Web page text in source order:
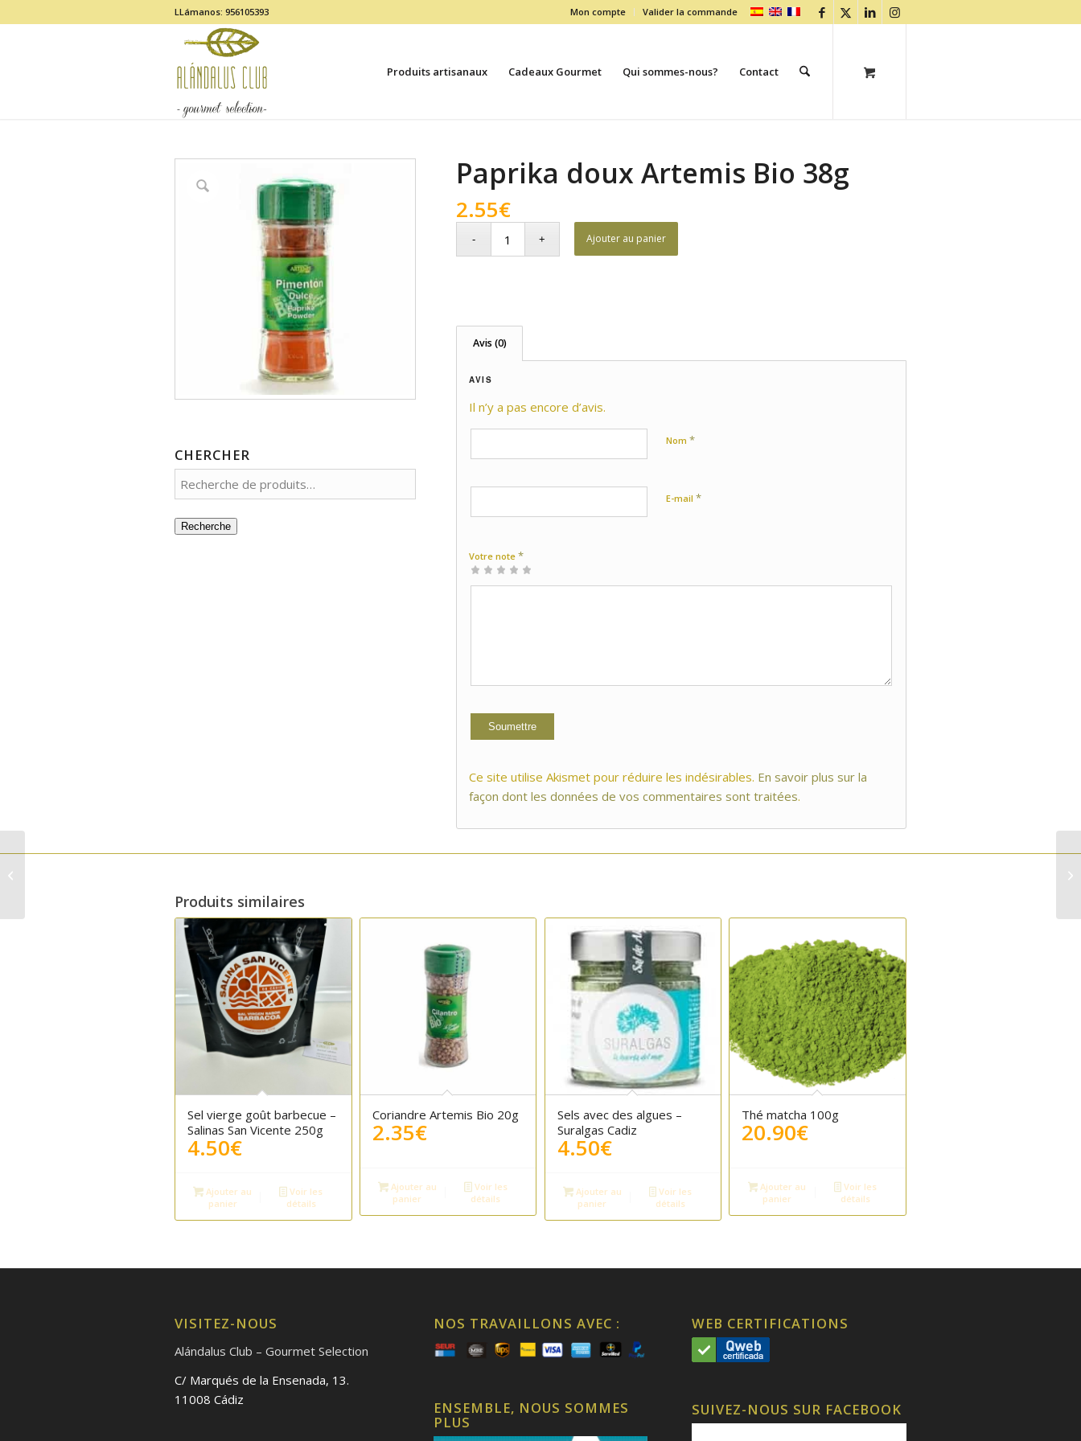
Mon compte Valider la commande
LLámanos: 956105393
Produits artisanaux Cadeaux Gourmet Qui sommes-nous? Contact
CHERCHER
Recherche
Paprika doux Artemis Bio 38g
2.55€
Ajouter au panier
Avis (0)
AVIS
Il n’y a pas encore d’avis.
Nom*
E-mail*
Votre note*
1 étoile
2 étoiles
3 étoiles
4 étoiles
5 étoiles
Ce site utilise Akismet pour réduire les indésirables. En savoir plus sur la
façon dont les données de vos commentaires sont traitées.
Produits similaires
Sel vierge goût barbecue –
Salinas San Vicente 250g
4.50€
Ajouter au
panier
Voir les
détails
Coriandre Artemis Bio 20g
2.35€
Ajouter au
panier
Voir les
détails
Sels avec des algues –
Suralgas Cadiz
4.50€
Ajouter au
panier
Voir les
détails
Thé matcha 100g
20.90€
Ajouter au
panier
Voir les
détails
VISITEZ-NOUS
Alándalus Club – Gourmet Selection
C/ Marqués de la Ensenada, 13.
11008 Cádiz
NOS TRAVAILLONS AVEC :
ENSEMBLE, NOUS SOMMES
PLUS
WEB CERTIFICATIONS
SUIVEZ-NOUS SUR FACEBOOK